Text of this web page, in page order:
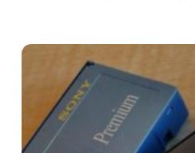
Android-appar k...